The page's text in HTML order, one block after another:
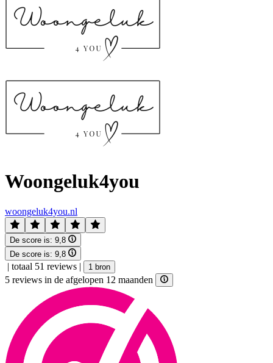
Woongeluk4you
woongeluk4you.nl
De score is: 9,8
De score is: 9,8
| totaal 51 reviews | 1 bron
5 reviews in de afgelopen 12 maanden